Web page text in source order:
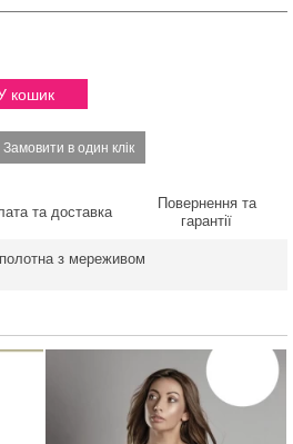
та доставка
Повернення та
гарантії
з мереживом